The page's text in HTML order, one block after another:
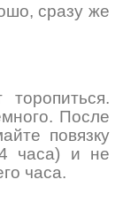
сразу же
После
повязку
часа) и не
часа.